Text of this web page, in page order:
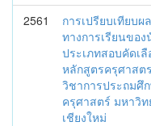
2561
การเปรียบเทียบ
ทางการเรียนขอ
ประเภทสอบคัดเ
หลักสูตรครุศาส
วิชาการประถมศึ
ครุศาสตร์ มหาวิ
เชียงใหม่